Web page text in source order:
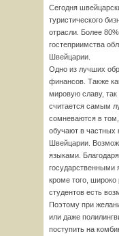
Сегодня
туристического
отрасли. Более
гостеприимства
Швейцарии.
Одно из лучших
финансов. Также
мировую славу, так
считается самым
сомневаются в
обучают в частных
Швейцарии.
языками.
государственными
кроме того, широко
студентов есть
Поэтому при
или даже
поступить на